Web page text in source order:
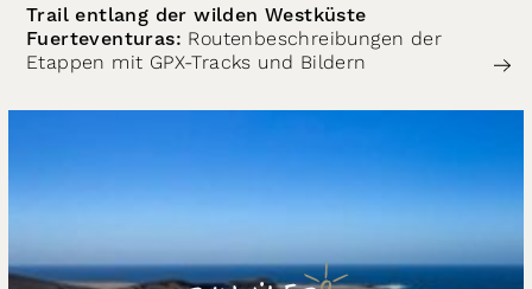
Trail entlang der wilden Westküste
Fuerteventuras: Routenbeschreibungen der
Etappen mit GPX-Tracks und Bildern